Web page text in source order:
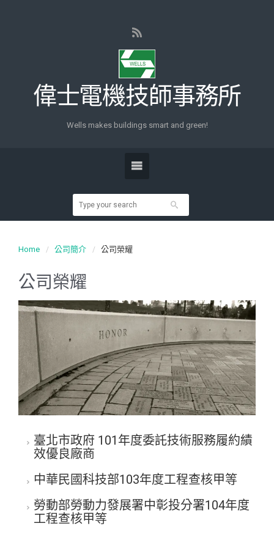
偉士電機技師事務所
Wells makes buildings smart and green!
Home 公司簡介 公司榮耀
公司榮耀
臺北市政府 101年度委託技術服務履約績
效優良廠商
中華民國科技部103年度工程查核甲等
勞動部勞動力發展署中彰投分署104年度
工程查核甲等